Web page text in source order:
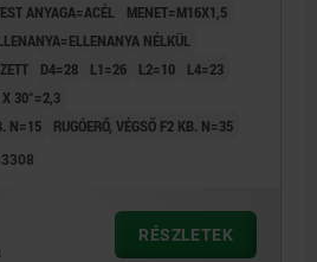
ANYAGA=ACÉL
MENET=M16X1,5
NÉLKÜL
D4=28 L1=26 L2=10
L4=23
X 30°=2,3
N=15
RUGÓERŐ, VÉGSŐ F2 KB. N=35
RÉSZLETEK